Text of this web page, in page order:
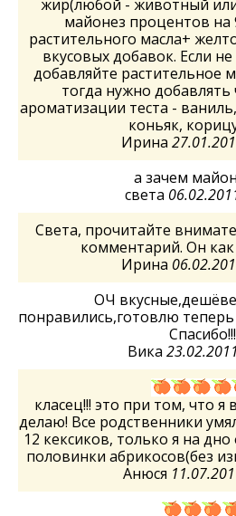
жир(любой - животный
майонез процентов на
растительного масла+
вкусовых добавок. Если
добавляйте растительное
тогда нужно
ароматизации теста -
коньяк,
Ирина
а зачем
света
Света, прочитайте
комментарий. Он как
Ирина
ОЧ
понравились,готовлю
Спасибо!!!
Вика
класец!!! это при том, что
делаю! Все родственники
12 кексиков, только я на
половинки абрикосов(без
Анюся